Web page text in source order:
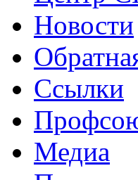
Новости
Ссылки
Медиа